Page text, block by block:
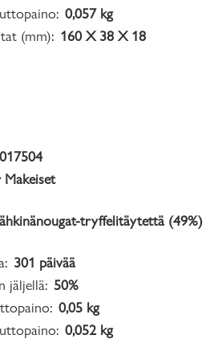
0,057 kg
(mm): 160 X 38 X 18
Makeiset
tryffelitäytettä (49%)
301 päivää
jäljellä: 50%
0,05 kg
0,052 kg